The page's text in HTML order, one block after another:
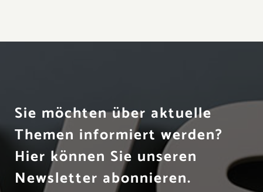
Sie möchten über aktuelle
Themen informiert werden?
Hier können Sie unseren
Newsletter abonnieren.